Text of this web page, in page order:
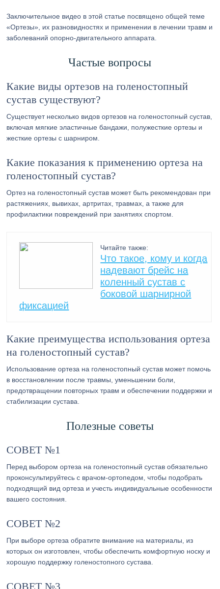
Заключительное видео в этой статье посвящено общей теме
«Ортезы», их разновидностях и применении в лечении травм и
заболеваний опорно-двигательного аппарата.
Частые вопросы
Какие виды ортезов на голеностопный
сустав существуют?
Существует несколько видов ортезов на голеностопный сустав,
включая мягкие эластичные бандажи, полужесткие ортезы и
жесткие ортезы с шарниром.
Какие показания к применению ортеза на
голеностопный сустав?
Ортез на голеностопный сустав может быть рекомендован при
растяжениях, вывихах, артритах, травмах, а также для
профилактики повреждений при занятиях спортом.
Читайте также:
Что такое, кому и когда
надевают брейс на
коленный сустав с
боковой шарнирной
фиксацией
Какие преимущества использования ортеза
на голеностопный сустав?
Использование ортеза на голеностопный сустав может помочь
в восстановлении после травмы, уменьшении боли,
предотвращении повторных травм и обеспечении поддержки и
стабилизации сустава.
Полезные советы
СОВЕТ №1
Перед выбором ортеза на голеностопный сустав обязательно
проконсультируйтесь с врачом-ортопедом, чтобы подобрать
подходящий вид ортеза и учесть индивидуальные особенности
вашего состояния.
СОВЕТ №2
При выборе ортеза обратите внимание на материалы, из
которых он изготовлен, чтобы обеспечить комфортную носку и
хорошую поддержку голеностопного сустава.
СОВЕТ №3